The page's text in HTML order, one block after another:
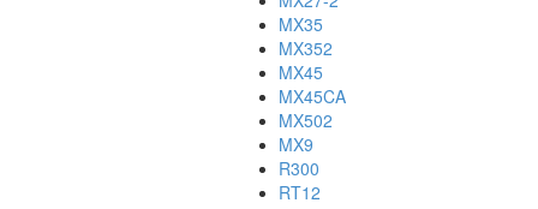
MX35
MX352
MX45
MX45CA
MX502
MX9
R300
RT12